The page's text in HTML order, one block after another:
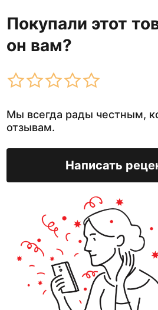
Покупали этот
он вам?
Мы всегда рады честным,
отзывам.
Написать